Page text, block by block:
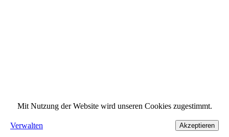
Mit Nutzung der Website wird unseren Cookies zugestimmt.
Verwalten Akzeptieren